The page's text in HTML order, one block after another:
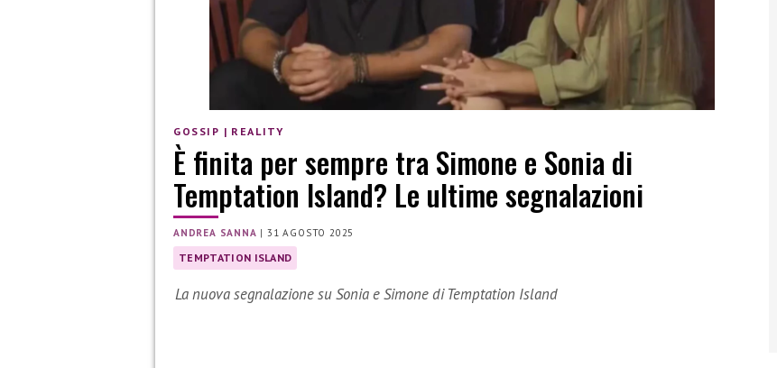
GOSSIP | REALITY
È finita per sempre tra Simone e Sonia di
Temptation Island? Le ultime segnalazioni
ANDREA SANNA |31 AGOSTO 2025
TEMPTATION ISLAND
La nuova segnalazione su Sonia e Simone di Temptation Island